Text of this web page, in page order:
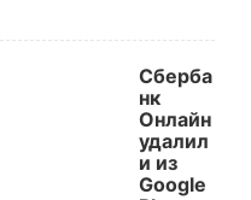
Сберба
нк
Онлайн
удалил
и из
Google